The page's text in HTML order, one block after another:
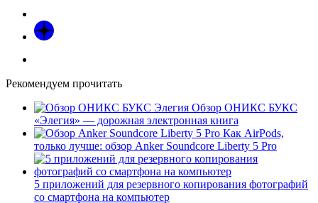
Рекомендуем прочитать
Обзор ОНИКС БУКС
«Элегия» — дорожная электронная книга
Как AirPods,
только лучше: обзор Anker Soundcore Liberty 5 Pro
5 приложений для резервного копирования фотографий
со смартфона на компьютер